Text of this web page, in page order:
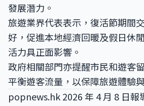
發展潛力。
旅遊業界代表表示，復活節期間
好，促進本地經濟回暖及假日休
活力具正面影響。
政府相關部門亦提醒市民和遊客
平衡遊客流量，以保障旅遊體驗
popnews.hk 2026 年 4 月 8 日報